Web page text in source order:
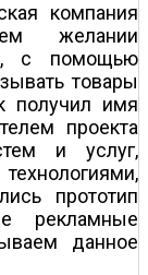
компания
желании
с помощью
товары
получил имя
проекта
и услуг,
прототип
рекламные
данное